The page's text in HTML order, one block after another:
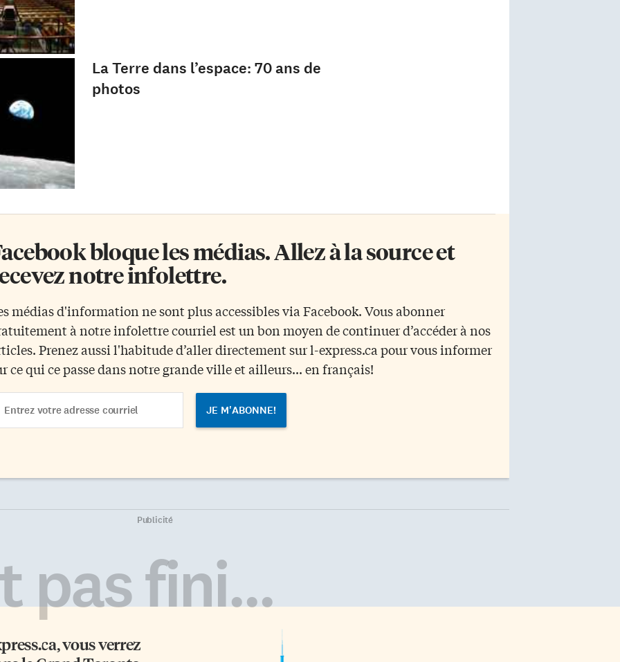
La Terre dans l’espace: 70 ans de
photos
bloque les médias. Allez à la source et
notre infolettre.
médias d'information ne sont plus accessibles via Facebook. Vous abonner
à notre infolettre courriel est un bon moyen de continuer d’accéder à nos
Prenez aussi l'habitude d’aller directement sur l-express.ca pour vous informer
ce qui ce passe dans notre grande ville et ailleurs... en français!
Publicité
pas fini...
, vous verrez